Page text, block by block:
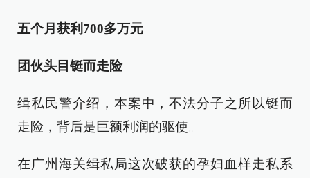
五个月获利700多万元
团伙头目铤而走险
缉私民警介绍，本案中，不法分子之所以铤而
走险，背后是巨额利润的驱使。
在广州海关缉私局这次破获的孕妇血样走私系